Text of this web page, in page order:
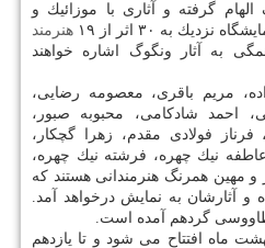
گرفته و آثاری با موزائیك و
به ۳۰ اثر از ۱۹
هنرمند
به آثار ونگوگ اشاره خواهند
مریم باقری، معصومه رضایی،
احمد شادكامی، محبوبه صبور،
فرناز فولادی مقدم، زهرا گچكار،
نیك چهره، فرشته نیك چهره،
و مهین همرنگ هنرمندانی هستند كه
و آثارشان به نمایش درخواهد آمد.
طاووسی گردهم آمده است.
از جمعه ۶ اردیبهشت ماه افتتاح می شود و تا یازدهم